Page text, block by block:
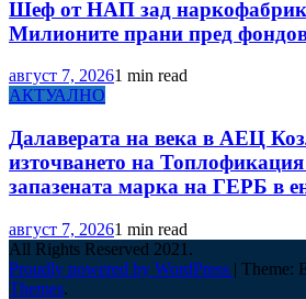
Шеф от НАП зад
Милионите прани пред
август 7, 20261 min read
АКТУАЛНО
Далаверата на века в АЕЦ
източването на
запазената марка на ГЕРБ в
август 7, 20261 min read
All Rights Reserved 2021.
Proudly powered by WordPress | Theme:
Themes.